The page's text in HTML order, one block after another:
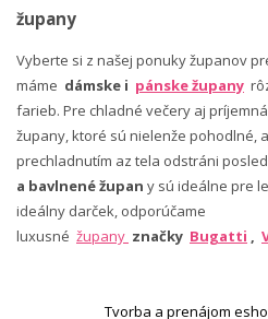
župany
Vyberte si z našej ponuky županov
máme dámske i pánske župany
farieb. Pre chladné večery aj
župany, ktoré sú nielenže pohodlné,
prechladnutím az tela odstráni
a bavlnené župan y sú ideálne pre
ideálny darček, odporúčame
luxusné župany značky Bugatti ,
Tvorba a prenájom